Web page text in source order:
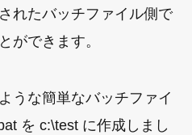
れたバッチファイル側で
ができます。
うな簡単なバッチファイ
を c:\test に作成しまし